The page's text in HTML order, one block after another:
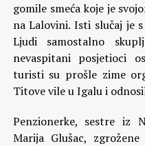
gomile smeća koje je
na Lalovini. Isti slučaj je
Ljudi samostalno
nevaspitani posjetioci
turisti su prošle zime
Titove vile u Igalu i
Penzionerke, sestre iz
Marija Glušac,